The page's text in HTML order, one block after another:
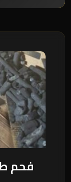
فحم